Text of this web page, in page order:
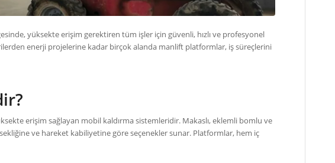
yüksekte erişim gerektiren tüm işler için güvenli, hızlı ve profesyonel
enerji projelerine kadar birçok alanda manlift platformlar, iş süreçlerini
erişim sağlayan mobil kaldırma sistemleridir. Makaslı, eklemli bomlu ve
ve hareket kabiliyetine göre seçenekler sunar. Platformlar, hem iç